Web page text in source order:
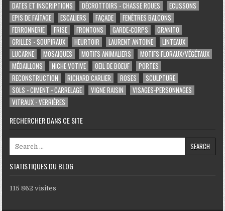
DATES ET INSCRIPTIONS
DÉCROTTOIRS - CHASSE ROUES
ECUSSONS
EPIS DE FAÎTAGE
ESCALIERS FAÇADE
FENÊTRES BALCONS
FERRONNERIE
FRISE FRONTONS GARDE-CORPS
GRANITO
GRILLES - SOUPIRAUX
HEURTOIR LAURENT ANTOINE
LINTEAUX
LUCARNE
MOSAÏQUES MOTIFS ANIMALIERS
MOTIFS FLORAUX/VÉGÉTAUX
MÉDAILLONS
NICHE VOTIVE OEIL DE BOEUF
PORTES
RECONSTRUCTION
RICHARD CARLIER ROSES
SCULPTURE
SOLS - CIMENT - CARRELAGE
VIGNE RAISIN
VISAGES-PERSONNAGES
VITRAUX - VERRIÈRES
RECHERCHER DANS CE SITE
Search for:
STATISTIQUES DU BLOG
115 862 visites